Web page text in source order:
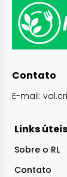
Contato
E-mail:
Links úteis
Sobre o RL
Contato